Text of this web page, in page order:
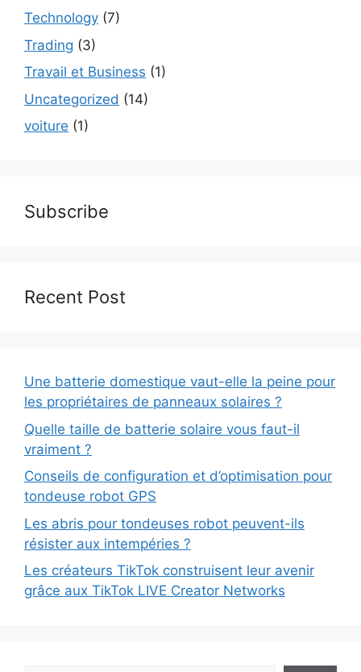
Technology (7)
Trading (3)
Travail et Business (1)
Uncategorized (14)
voiture (1)
Subscribe
Recent Post
Une batterie domestique vaut-elle la peine pour
les propriétaires de panneaux solaires ?
Quelle taille de batterie solaire vous faut-il
vraiment ?
Conseils de configuration et d’optimisation pour
tondeuse robot GPS
Les abris pour tondeuses robot peuvent-ils
résister aux intempéries ?
Les créateurs TikTok construisent leur avenir
grâce aux TikTok LIVE Creator Networks